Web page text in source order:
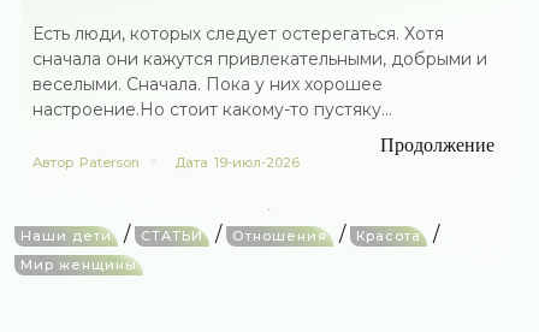
Есть люди, которых следует остерегаться. Хотя
сначала они кажутся привлекательными, добрыми и
веселыми. Сначала. Пока у них хорошее
настроение.Но стоит какому-то пустяку...
Продолжение
Автор Paterson Дата 19-июл-2026
Наши дети / СТАТЬИ / Отношения / Красота /
Мир женщины